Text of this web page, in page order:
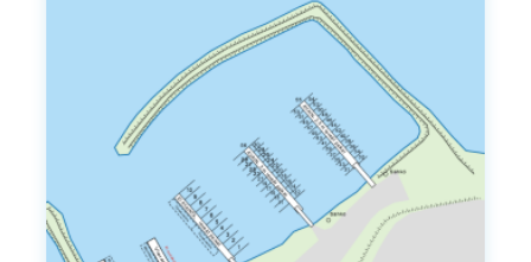
muunnelma.
tuotteen
sivulla.